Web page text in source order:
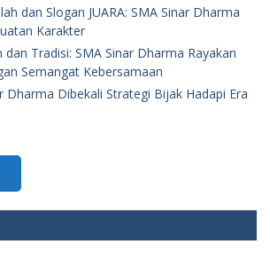
dan Slogan JUARA: SMA Sinar Dharma
Karakter
Tradisi: SMA Sinar Dharma Rayakan
Semangat Kebersamaan
Dharma Dibekali Strategi Bijak Hadapi Era